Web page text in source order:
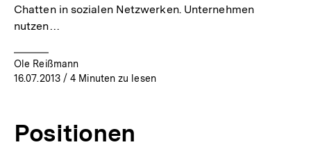
Chatten in sozialen Netzwerken. Unternehmen
nutzen…
Ole Reißmann
16.07.2013/ 4 Minuten zu lesen
Positionen